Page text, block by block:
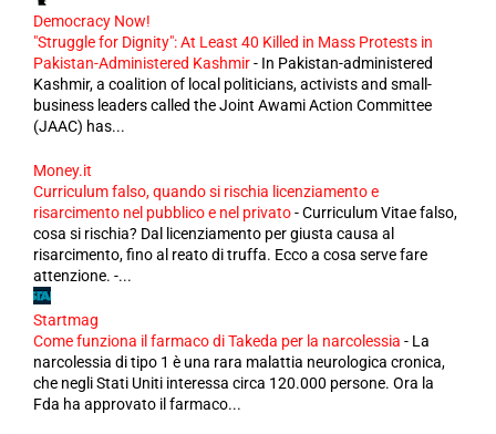
Democracy Now!
"Struggle for Dignity": At Least 40 Killed in Mass Protests in
Pakistan-Administered Kashmir- In Pakistan-administered
Kashmir, a coalition of local politicians, activists and small-
business leaders called the Joint Awami Action Committee
(JAAC) has...
Money.it
Curriculum falso, quando si rischia licenziamento e
risarcimento nel pubblico e nel privato-Curriculum Vitae falso,
cosa si rischia? Dal licenziamento per giusta causa al
risarcimento, fino al reato di truffa. Ecco a cosa serve fare
attenzione. -...
Startmag
Come funziona il farmaco di Takeda per la narcolessia - La
narcolessia di tipo 1 è una rara malattia neurologica cronica,
che negli Stati Uniti interessa circa 120.000 persone. Ora la
Fda ha approvato il farmaco...